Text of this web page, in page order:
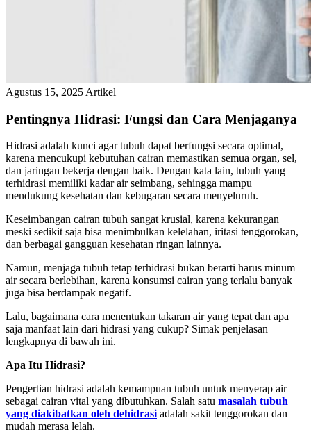
Agustus 15, 2025 Artikel
Pentingnya Hidrasi: Fungsi dan Cara Menjaganya
Hidrasi adalah kunci agar tubuh dapat berfungsi secara optimal,
karena mencukupi kebutuhan cairan memastikan semua organ, sel,
dan jaringan bekerja dengan baik. Dengan kata lain, tubuh yang
terhidrasi memiliki kadar air seimbang, sehingga mampu
mendukung kesehatan dan kebugaran secara menyeluruh.
Keseimbangan cairan tubuh sangat krusial, karena kekurangan
meski sedikit saja bisa menimbulkan kelelahan, iritasi tenggorokan,
dan berbagai gangguan kesehatan ringan lainnya.
Namun, menjaga tubuh tetap terhidrasi bukan berarti harus minum
air secara berlebihan, karena konsumsi cairan yang terlalu banyak
juga bisa berdampak negatif.
Lalu, bagaimana cara menentukan takaran air yang tepat dan apa
saja manfaat lain dari hidrasi yang cukup? Simak penjelasan
lengkapnya di bawah ini.
Apa Itu Hidrasi?
Pengertian hidrasi adalah kemampuan tubuh untuk menyerap air
sebagai cairan vital yang dibutuhkan. Salah satu masalah tubuh
yang diakibatkan oleh dehidrasiadalah sakit tenggorokan dan
mudah merasa lelah.